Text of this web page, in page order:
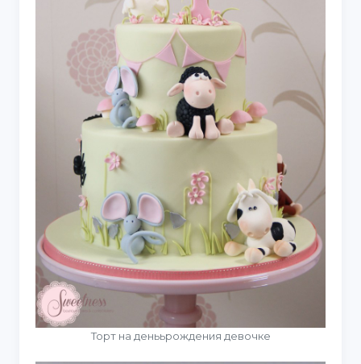
Торт на денььрождения девочке